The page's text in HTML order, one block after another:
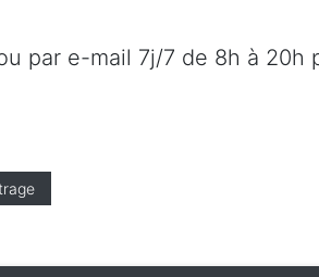
par e-mail 7j/7 de 8h à